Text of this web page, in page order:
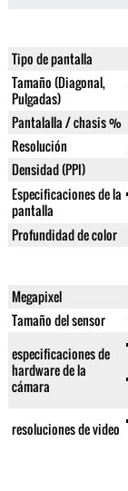
Tipo de pantalla
Tamaño (Diagonal,
Pulgadas)
Pantalalla / chasis %
Resolución
Densidad (PPI)
Especificaciones de la
pantalla
Profundidad de color
Megapixel
Tamaño del sensor
especificaciones de
hardware de la
cámara
resoluciones de video